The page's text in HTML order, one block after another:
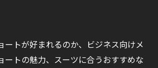
ートが好まれるのか、ビジネス向けメ
トの魅力、スーツに合うおすすめな